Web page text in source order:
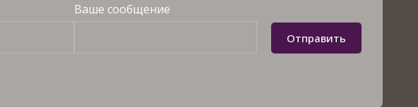
Ваше сообщение
Отправить